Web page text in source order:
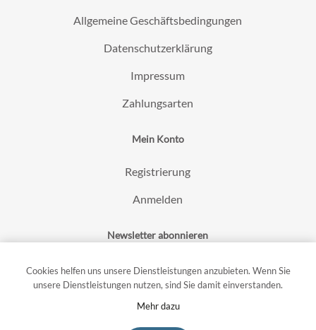
Allgemeine Geschäftsbedingungen
Datenschutzerklärung
Impressum
Zahlungsarten
Mein Konto
Registrierung
Anmelden
Newsletter abonnieren
Cookies helfen uns unsere Dienstleistungen anzubieten. Wenn Sie
unsere Dienstleistungen nutzen, sind Sie damit einverstanden.
Mehr dazu